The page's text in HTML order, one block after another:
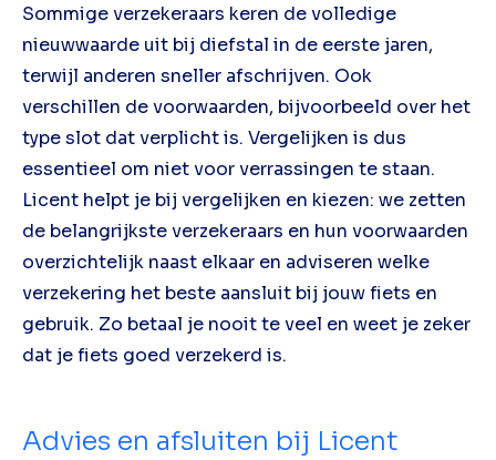
Sommige verzekeraars keren de volledige
nieuwwaarde uit bij diefstal in de eerste jaren,
terwijl anderen sneller afschrijven. Ook
verschillen de voorwaarden, bijvoorbeeld over het
type slot dat verplicht is. Vergelijken is dus
essentieel om niet voor verrassingen te staan.
Licent helpt je bij vergelijken en kiezen: we zetten
de belangrijkste verzekeraars en hun voorwaarden
overzichtelijk naast elkaar en adviseren welke
verzekering het beste aansluit bij jouw fiets en
gebruik. Zo betaal je nooit te veel en weet je zeker
dat je fiets goed verzekerd is.
Advies en afsluiten bij Licent